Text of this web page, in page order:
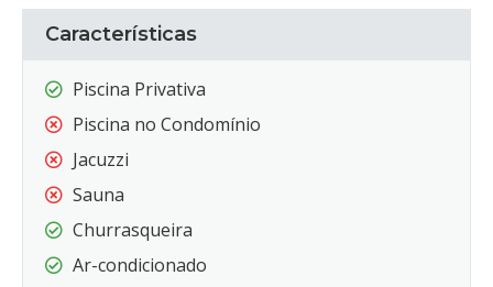
Características
Piscina Privativa
Piscina no Condomínio
Jacuzzi
Sauna
Churrasqueira
Ar-condicionado